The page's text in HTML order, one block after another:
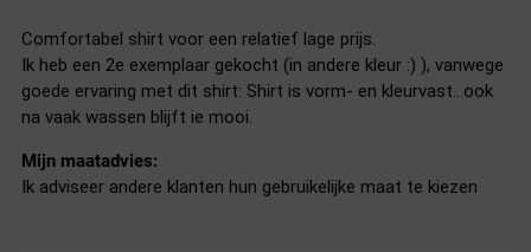
Comfortabel shirt voor een relatief lage prijs.
Ik heb een 2e exemplaar gekocht (in andere kleur :) ), vanwege
goede ervaring met dit shirt: Shirt is vorm- en kleurvast...ook
na vaak wassen blijft ie mooi.
Mijn maatadvies:
Ik adviseer andere klanten hun gebruikelijke maat te kiezen